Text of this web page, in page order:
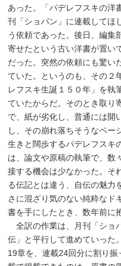
あった。「パデレフスキの洋
刊「ショパン」に連載してほ
う依頼であった。後日、編集
寄せたという古い洋書が置い
だった。突然の依頼にも驚い
ていた。というのも、その２
レフスキ生誕１５０年」を執
ていたからだ。そのとき取り
で、紙が劣化し、普通には開
し、その崩れ落ちそうなペー
生きと闊歩するパデレフスキ
は、論文や原稿の執筆で、数
接する機会は少なかった。そ
る伝記とは違う、自伝の魅力
さに混ざり気のない純粋なド
書を手にしたとき、数年前に
全訳の作業は、月刊「ショ
伝」と平行して進めていった
19章を、連載24回分に割り